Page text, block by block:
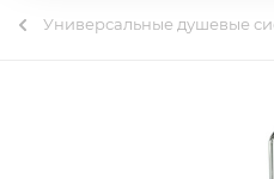
Универсальные душевые